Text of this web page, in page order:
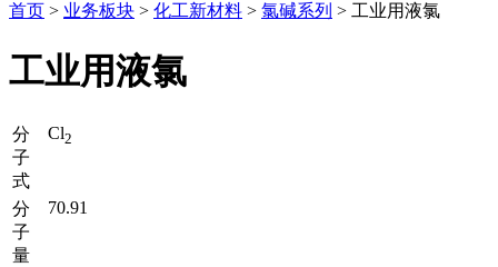
首页 > 业务板块 > 化工新材料 > 氯碱系列 > 工业用液氯
工业用液氯
分
子
式
Cl2
分
子
量
70.91